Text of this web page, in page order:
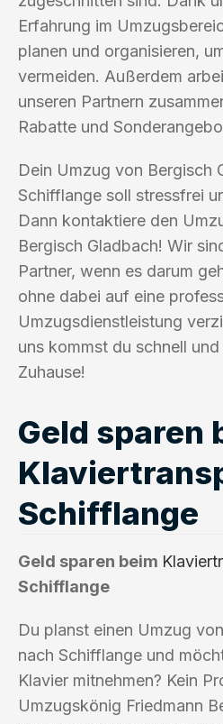
Erfahrung im
planen und organisieren,
vermeiden. Außerdem
unseren Partnern
Rabatte und
Dein Umzug von Bergisch
Schifflange soll stressfrei
Dann kontaktiere den
Bergisch Gladbach! Wir
Partner, wenn es darum
ohne dabei auf eine
Umzugsdienstleistung
uns kommst du schnell
Zuhause!
Geld sparen
Schifflange
Geld sparen beim
Schifflange
Du planst einen Umzug
nach Schifflange und
Klavier mitnehmen? Kein
Umzugskönig Friedmann